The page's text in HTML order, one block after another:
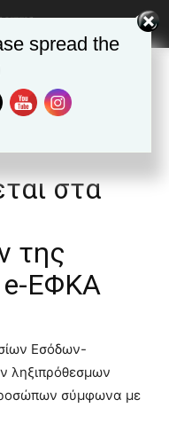
του
στα
της
e-ΕΦΚΑ
Εσόδων-
ληξιπρόθεσμων
σύμφωνα με
spread the